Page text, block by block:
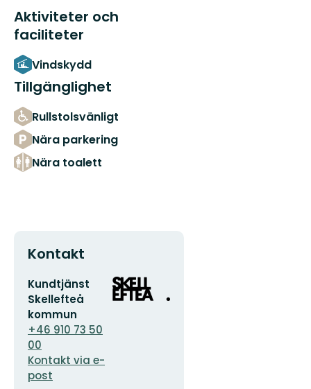
Aktiviteter och
faciliteter
Vindskydd
Tillgänglighet
Rullstolsvänligt
Nära parkering
Nära toalett
Kontakt
E-
postadress
Kundtjänst
Skellefteå
kommun
+46 910 73 50
00
Kontakt via e-
post
Organisationens
logotyp